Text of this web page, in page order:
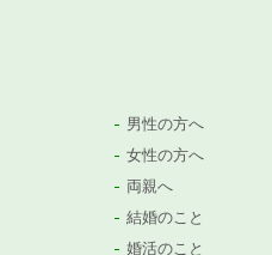
男性の方へ
女性の方へ
両親へ
結婚のこと
婚活のこと